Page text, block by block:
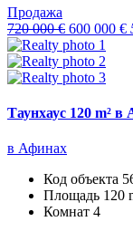
Продажа
720 000 € 600 000 €
Таунхаус 120 m² в
в Афинах
Код объекта
Площадь 120
Комнат 4